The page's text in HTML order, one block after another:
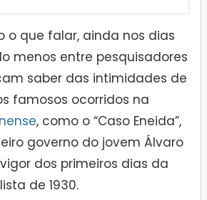
o que falar, ainda nos dias
menos entre pesquisadores
saber das intimidades de
famosos ocorridos na
, como o “Caso Eneida”,
governo do jovem Álvaro
dos primeiros dias da
de 1930.